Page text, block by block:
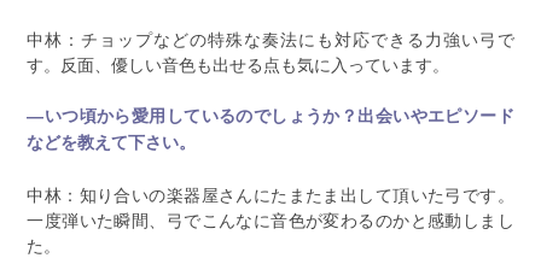
中林：チョップなどの特殊な奏法にも対応できる力強い弓で
す。反面、優しい音色も出せる点も気に入っています。
―いつ頃から愛用しているのでしょうか？出会いやエピソード
などを教えて下さい。
中林：知り合いの楽器屋さんにたまたま出して頂いた弓です。
一度弾いた瞬間、弓でこんなに音色が変わるのかと感動しまし
た。